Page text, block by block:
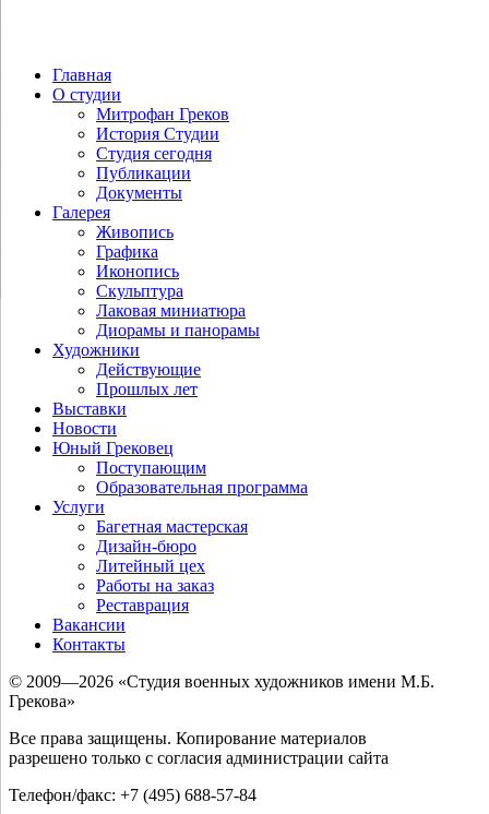
Главная
О студии
Митрофан Греков
История Студии
Студия сегодня
Публикации
Документы
Галерея
Живопись
Графика
Иконопись
Скульптура
Лаковая миниатюра
Диорамы и панорамы
Художники
Действующие
Прошлых лет
Выставки
Новости
Юный Грековец
Поступающим
Образовательная программа
Услуги
Багетная мастерская
Дизайн-бюро
Литейный цех
Работы на заказ
Реставрация
Вакансии
Контакты
© 2009—2026 «Студия военных художников имени М.Б.
Грекова»
Все права защищены. Копирование материалов
разрешено только с согласия администрации сайта
Телефон/факс: +7 (495) 688-57-84